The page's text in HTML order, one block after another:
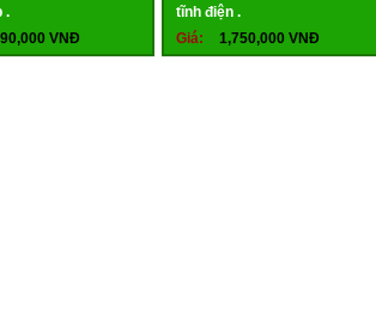
.
VNĐ
tĩnh điện .
Giá:
1,750,000 VNĐ